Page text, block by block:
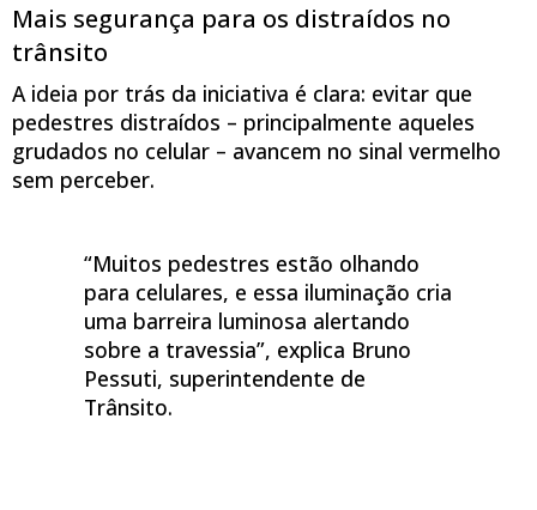
Mais segurança para os distraídos no
trânsito
A ideia por trás da iniciativa é clara: evitar que
pedestres distraídos – principalmente aqueles
grudados no celular – avancem no sinal vermelho
sem perceber.
“Muitos pedestres estão olhando
para celulares, e essa iluminação cria
uma barreira luminosa alertando
sobre a travessia”, explica Bruno
Pessuti, superintendente de
Trânsito.